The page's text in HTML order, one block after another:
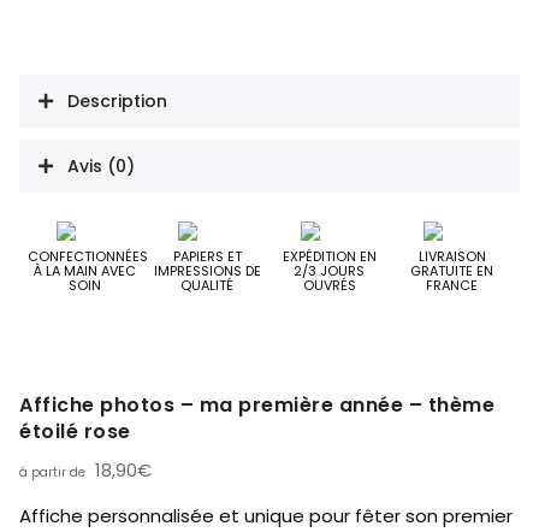
Description
Avis (0)
CONFECTIONNÉES
À LA MAIN AVEC
SOIN
PAPIERS ET
IMPRESSIONS DE
QUALITÉ
EXPÉDITION EN
2/3 JOURS
OUVRÉS
LIVRAISON
GRATUITE EN
FRANCE
Affiche photos – ma première année – thème
étoilé rose
18,90€
Affiche personnalisée et unique pour fêter son premier